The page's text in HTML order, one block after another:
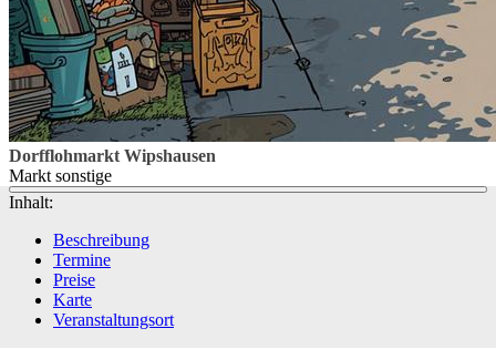
Dorfflohmarkt Wipshausen
Markt sonstige
Inhalt:
Beschreibung
Termine
Preise
Karte
Veranstaltungsort